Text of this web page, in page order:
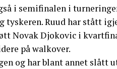
i semifinalen i
Ruud har stått
Novak Djokovic i
på walkover.
og har blant annet slått